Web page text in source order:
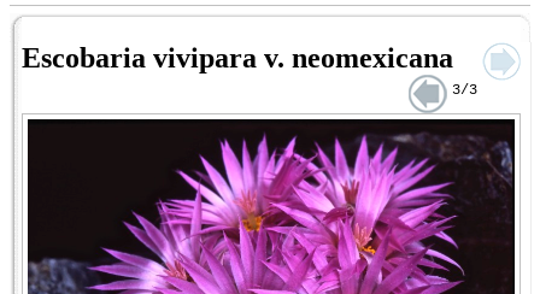
Escobaria vivipara v. neomexicana
3/3